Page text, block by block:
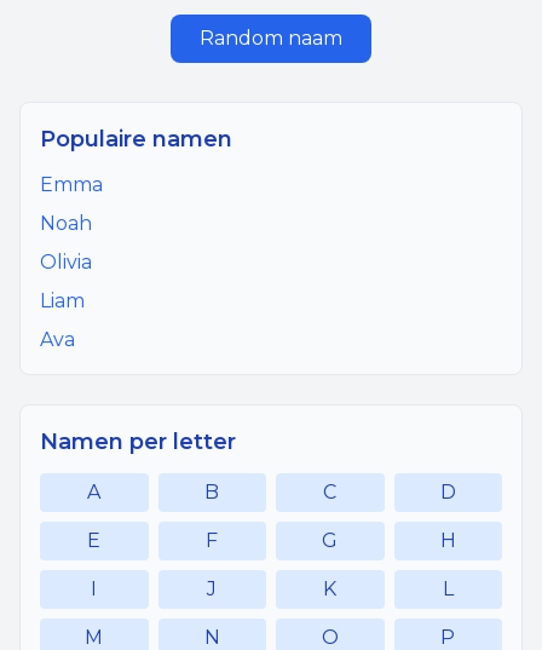
Random naam
Populaire namen
Emma
Noah
Olivia
Liam
Ava
Namen per letter
A B C D
E F G H
I J K L
M N O P